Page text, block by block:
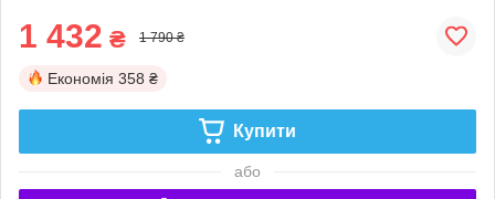
1 432 ₴ 1 790 ₴
Економія 358 ₴
Купити
або